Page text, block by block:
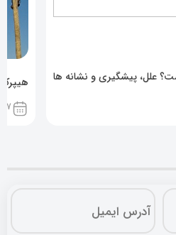
علل، پیشگیری و نشانه ها
1167